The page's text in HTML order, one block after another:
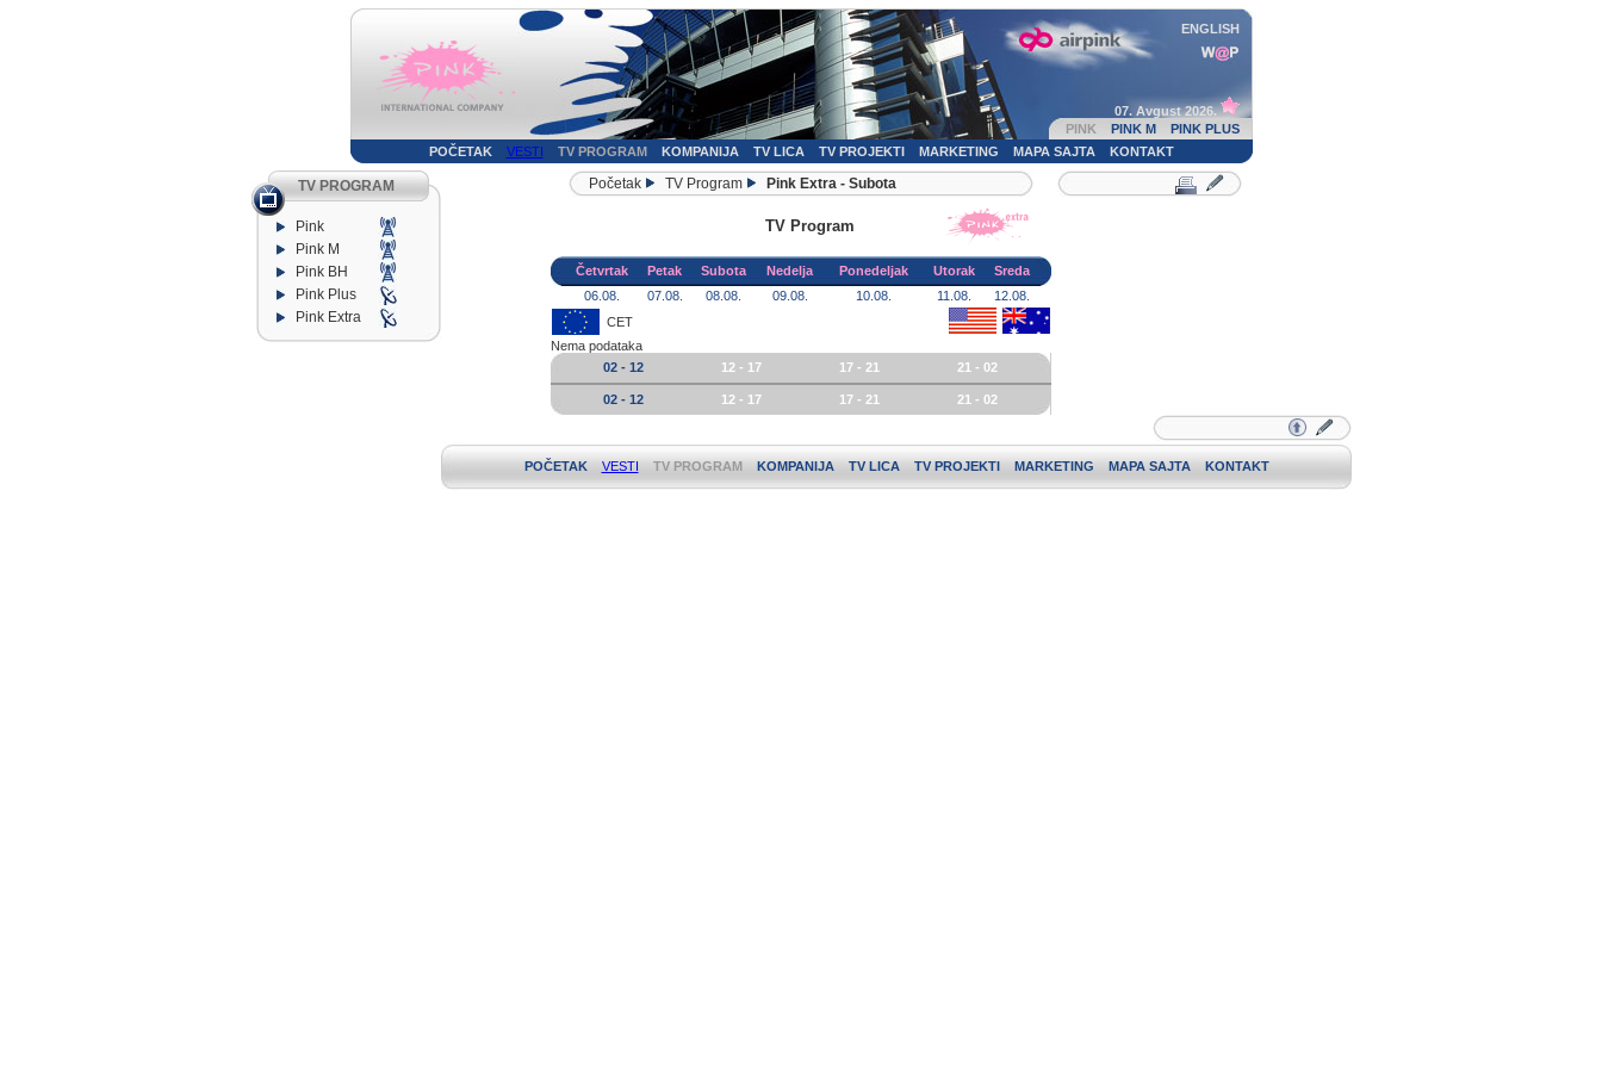
ENGLISH
07. Avgust 2026.
PINK
PINK M
PINK PLUS
POČETAK
VESTI TV PROGRAM KOMPANIJA TV LICA TV PROJEKTI MARKETING MAPA SAJTA KONTAKT
TV PROGRAM
Pink
Pink M
Pink BH
Pink Plus
Pink Extra
Početak TV Program Pink Extra - Subota
TV Program
Četvrtak Petak Subota Nedelja Ponedeljak Utorak
Sreda
06.08.
07.08. 08.08. 09.08. 10.08. 11.08.
12.08.
CET
Nema podataka
02 - 12
12 - 17 17 - 21 21 - 02
02 - 12 12 - 17 17 - 21 21 - 02
POČETAK VESTI TV PROGRAM KOMPANIJA TV LICA TV PROJEKTI MARKETING MAPA SAJTA KONTAKT